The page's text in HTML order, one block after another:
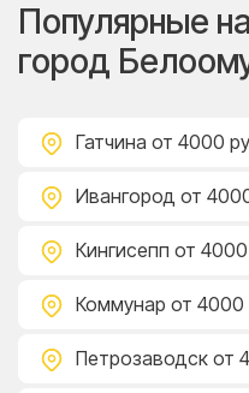
Популярные
город
Гатчина от 4000
Ивангород от
Кингисепп от
Коммунар от 4000
Петрозаводск от